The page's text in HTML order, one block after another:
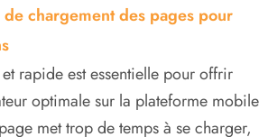
chargement des pages pour
rapide est essentielle pour offrir
optimale sur la plateforme mobile
met trop de temps à se charger,